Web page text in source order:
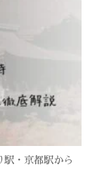
駅・京都駅から